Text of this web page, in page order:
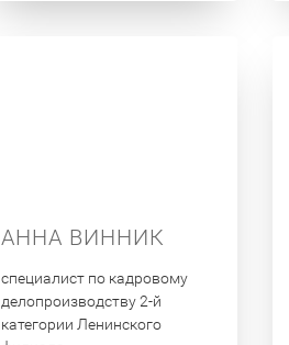
АННА ВИННИК
специалист по кадровому
делопроизводству 2-й
категории Ленинского